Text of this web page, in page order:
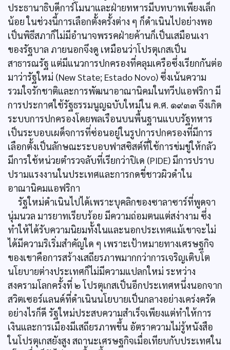
ประธานาธิบดีการ์โมนาและฝ่ายทหารมีบทบาทเพียงเล็ก
น้อย ในช่วงนี้การเลือกตั้งครั้งต่าง ๆ ก็ดำเนินไปอย่างพอ
เป็นพิธีสภาก็ไม่มีอำนาจพรรคฝ่ายค้านก็เป็นเสมือนเงา
ของรัฐบาล ภายนอกจึงดู เหมือนว่าโปรตุเกสเป็น
สาธารณรัฐ แต่มีแนวการปกครองที่คลุมเครือซึ่งเรียกกันต่อ
มาว่ารัฐใหม่ (New State; Estado Novo) ซึ่งเน้นความ
รวมใจรักชาติและการพัฒนาอาณานิคมในทวีปแอฟริกา มี
การประกาศใช้รัฐธรรมนูญฉบับใหม่ใน ค.ศ. ๑๙๓๓ จึงเกิด
ระบบการปกครองโดยพลเรือนบนพื้นฐานแบบรัฐทหาร
เป็นระบอบเผด็จการที่ซ่อนอยู่ในรูปการปกครองที่มีการ
เลือกตั้งเป็นลักษณะระบอบฟาสซิสต์ที่ใช้การข่มขู่ให้กลัว
มีการใช้หน่วยตำรวจลับที่เรียกว่าปิเด (PIDE) มีการปราบ
ปรามแรงงานในประเทศและการกดขี่ชาวผิวดำใน
อาณานิคมแอฟริกา
รัฐใหม่ดำเนินไปได้เพราะบุคลิกของซาลาซาร์ที่พูดจา
นุ่มนวล มารยาทเรียบร้อย มีความถ่อมตนแต่สง่างาม ซึ่ง
ทำให้ได้รับความนิยมทั้งในและนอกประเทศแม้เขาจะไม่
ได้มีความริเริ่มสำคัญใด ๆ เพราะเป้าหมายทางเศรษฐกิจ
ของเขาคือการสร้างเสถียรภาพมากกว่าการเจริญเติบโต
นโยบายต่างประเทศก็ไม่มีความแปลกใหม่ ระหว่าง
สงครามโลกครั้งที่ ๒ โปรตุเกสเป็นอีกประเทศหนึ่งนอกจาก
สวิตเซอร์แลนด์ที่ดำเนินนโยบายเป็นกลางอย่างเคร่งครัด
อย่างไรก็ดี รัฐใหม่ประสบความสำเร็จเพียงแต่ทำให้การ
เงินและการเมืองมีเสถียรภาพขึ้น อัตราความไม่รู้หนังสือ
ในโปรตุเกสยังสูง สถานะเศรษฐกิจเมื่อเทียบกับประเทศใน